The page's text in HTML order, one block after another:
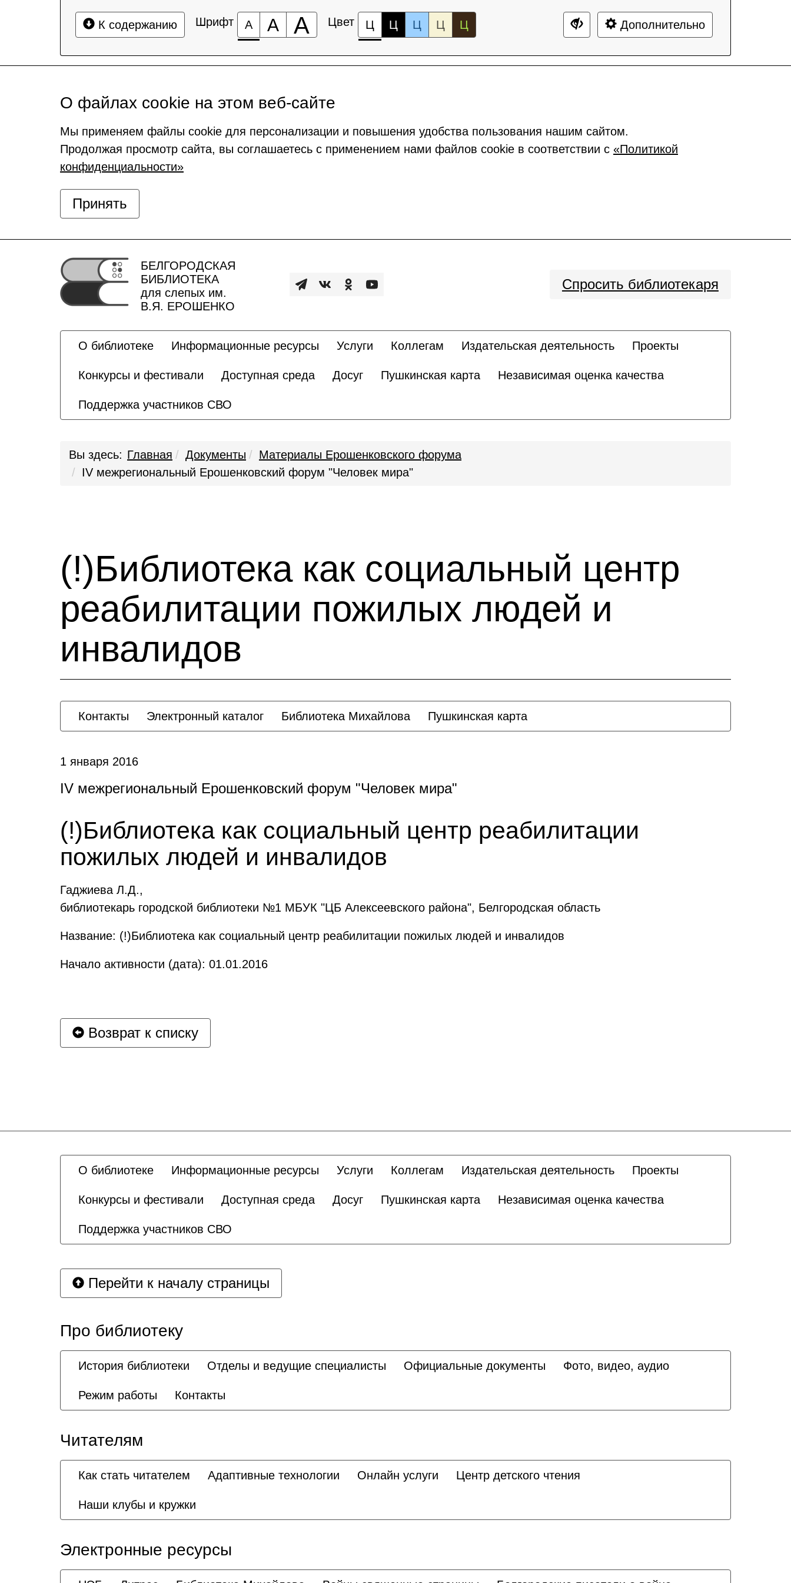
К содержанию Шрифт А А А Цвет Ц Ц Ц Ц Ц Дополнительно
О файлах cookie на этом веб-сайте
Мы применяем файлы cookie для персонализации и повышения удобства пользования нашим сайтом.
Продолжая просмотр сайта, вы соглашаетесь с применением нами файлов cookie в соответствии с «Политикой
конфиденциальности»
Принять
БЕЛГОРОДСКАЯ
БИБЛИОТЕКА
для слепых им.
В.Я. ЕРОШЕНКО
Спросить библиотекаря
О библиотеке Информационные ресурсы Услуги Коллегам Издательская деятельность Проекты
Конкурсы и фестивали Доступная среда Досуг Пушкинская карта Независимая оценка качества
Поддержка участников СВО
Вы здесь: Главная Документы
Материалы Ерошенковского форума
IV межрегиональный Ерошенковский форум "Человек мира"
(!)Библиотека как социальный центр
реабилитации пожилых людей и
инвалидов
Контакты Электронный каталог Библиотека Михайлова Пушкинская карта
1 января 2016
IV межрегиональный Ерошенковский форум "Человек мира"
(!)Библиотека как социальный центр реабилитации
пожилых людей и инвалидов
Гаджиева Л.Д.,
библиотекарь городской библиотеки №1 МБУК "ЦБ Алексеевского района", Белгородская область
Название: (!)Библиотека как социальный центр реабилитации пожилых людей и инвалидов
Начало активности (дата): 01.01.2016
Возврат к списку
О библиотеке Информационные ресурсы Услуги Коллегам Издательская деятельность Проекты
Конкурсы и фестивали Доступная среда Досуг Пушкинская карта Независимая оценка качества
Поддержка участников СВО
Перейти к началу страницы
Про библиотеку
История библиотеки Отделы и ведущие специалисты Официальные документы Фото, видео, аудио
Режим работы Контакты
Читателям
Как стать читателем Адаптивные технологии Онлайн услуги Центр детского чтения
Наши клубы и кружки
Электронные ресурсы